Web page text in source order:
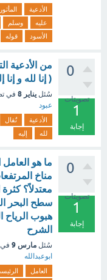
الأدعية
عليه
وسلم
الأسود
قوله
0
تصويتات
1
إجابة
من الأدعية
( إنا لله و
سُئل يناير 8 في
عبود
الأدعية تُقال
لله
إليه
0
تصويتات
1
إجابة
ما هو
مناخ
معتدلاً؟
سطح البحر
هبوب الرياح
الشرح
سُئل مارس 9
ابوعبدالله
العامل